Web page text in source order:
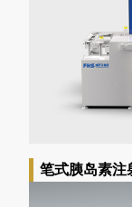
笔式胰岛素注